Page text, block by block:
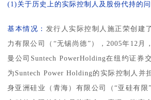
(1)关于历史上的实际控制人及股份代持的
基本情况： 发行人实际控制人施正荣创建
力有限公司（“无锡尚德”），2005年12月
曼公司Suntech PowerHolding在纽约证券
为Suntech Power Holding的实际控制人并
身亚洲硅业（青海）有限公司（“亚硅有限